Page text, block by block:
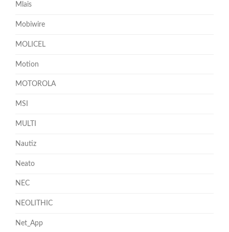
Mlais
Mobiwire
MOLICEL
Motion
MOTOROLA
MSI
MULTI
Nautiz
Neato
NEC
NEOLITHIC
Net_App